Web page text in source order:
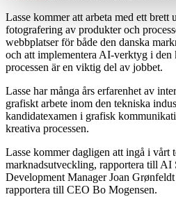
Lasse kommer att arbeta med ett brett
fotografering av produkter och
webbplatser för både den danska
och att implementera AI-verktyg i den
processen är en viktig del av jobbet.
Lasse har många års erfarenhet av
grafiskt arbete inom den tekniska
kandidatexamen i grafisk
kreativa processen.
Lasse kommer dagligen att ingå i vårt
marknadsutveckling, rapportera till
Development Manager Joan
rapportera till CEO Bo Mogensen.